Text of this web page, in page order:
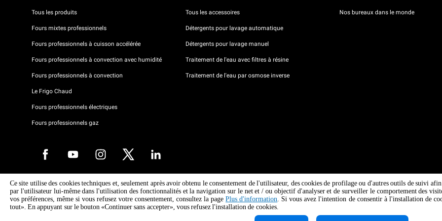
Tous les produits
Fours mixtes professionnels
Fours professionnels à cuisson accélérée
Fours professionnels à convection avec humidité
Fours professionnels à convection
Le Frigo Chaud
Fours professionnels électriques
Fours professionnels gaz
Tous les accessoires
Détergents pour lavage automatique
Détergents pour lavage manuel
Traitement de l'eau avec filtres à résine
Traitement de l'eau par osmose inverse
Nos bureaux dans le monde
Droits d'auteurt 2026 UNOX SpA Tous droits réservés. Reg.Papova n °
04230750285 - REA Padova 372835 - Cap. 5.000.000 € iv - P.IVA / CF
04230750285 - IT WEEE Reg. No. IT08020000000377
Ce site utilise des cookies techniques et, seulement après avoir obtenu le consentement de l'utilisateur, des cookies de profilage ou d'autres outils de suivi
par l'utilisateur lui-même dans l'utilisation des fonctionnalités et la navigation sur le net et / ou objectif d'analyser et de surveiller le comportement des
vos préférences, même si vous refusez votre consentement, consultez la pagePlus d'information. Si vous avez l'intention de consentir à l'installation de
tout». En appuyant sur le bouton «Continuer sans accepter», vous refusez l'installation de cookies.